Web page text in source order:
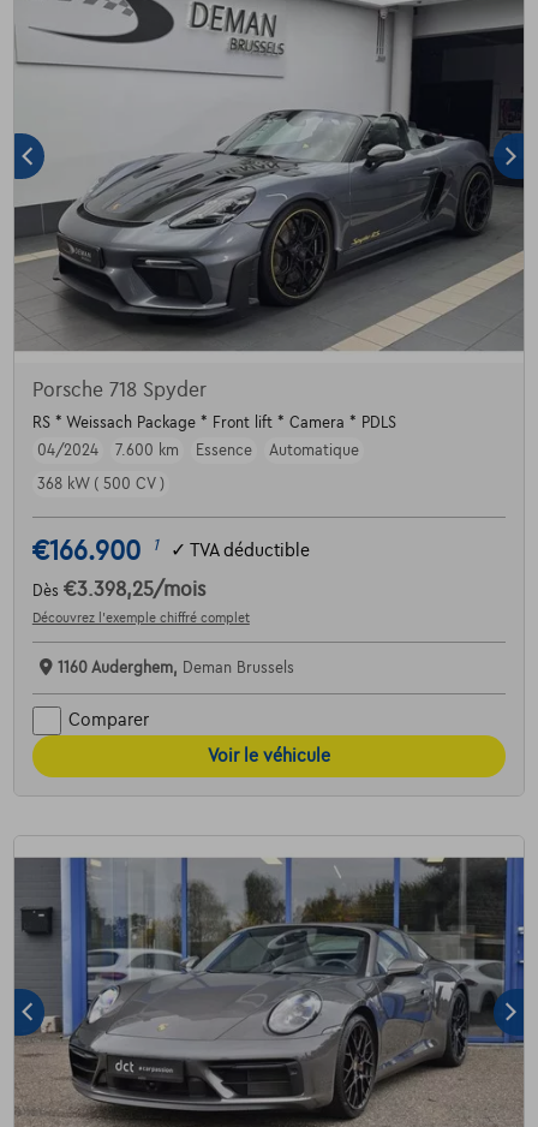
Porsche 718 Spyder
RS * Weissach Package * Front lift * Camera * PDLS
04/2024
7.600 km Essence
Automatique
368 kW ( 500 CV )
€166.900 1 ✓ TVA déductible
Dès €3.398,25/mois
Découvrez l’exemple chiffré complet
1160 Auderghem, Deman Brussels
Comparer
Voir le véhicule